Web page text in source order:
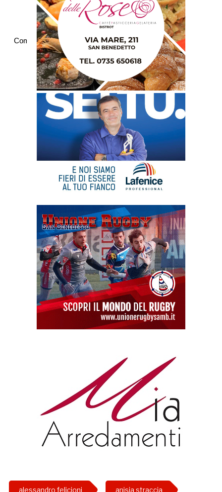
Commenti
alessandro felicioni anisia straccia